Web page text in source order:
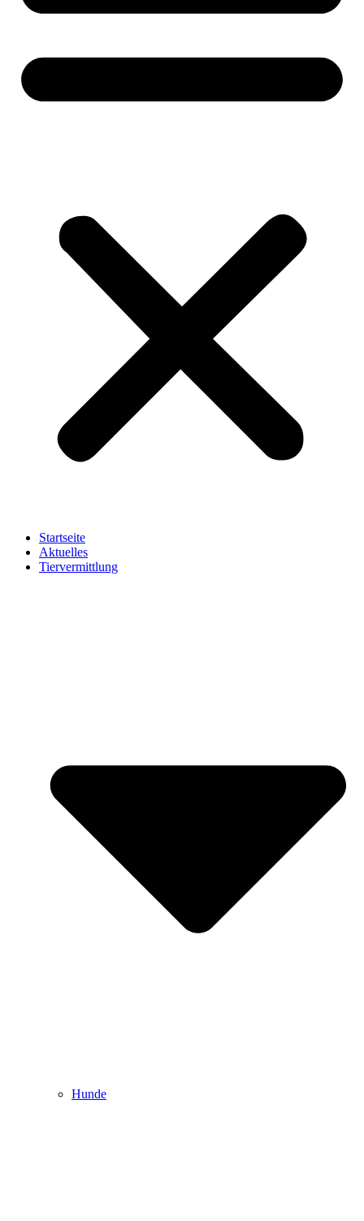
Startseite
Aktuelles
Tiervermittlung
Hunde